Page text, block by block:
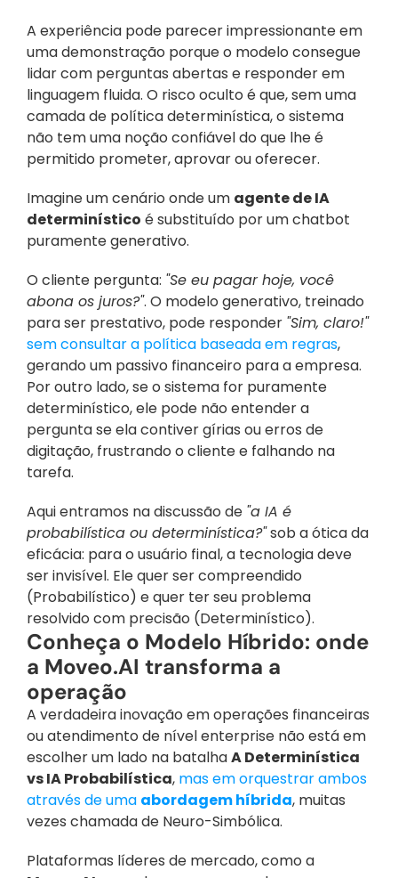
A experiência pode parecer impressionante em
uma demonstração porque o modelo consegue
lidar com perguntas abertas e responder em
linguagem fluida. O risco oculto é que, sem uma
camada de política determinística, o sistema
não tem uma noção confiável do que lhe é
permitido prometer, aprovar ou oferecer.
Imagine um cenário onde um agente de IA
determinístico é substituído por um chatbot
puramente generativo.
O cliente pergunta: "Se eu pagar hoje, você
abona os juros?". O modelo generativo, treinado
para ser prestativo, pode responder "Sim, claro!"
sem consultar a política baseada em regras,
gerando um passivo financeiro para a empresa.
Por outro lado, se o sistema for puramente
determinístico, ele pode não entender a
pergunta se ela contiver gírias ou erros de
digitação, frustrando o cliente e falhando na
tarefa.
Aqui entramos na discussão de "a IA é
probabilística ou determinística?" sob a ótica da
eficácia: para o usuário final, a tecnologia deve
ser invisível. Ele quer ser compreendido
(Probabilístico) e quer ter seu problema
resolvido com precisão (Determinístico).
Conheça o Modelo Híbrido: onde
a Moveo.AI transforma a
operação
A verdadeira inovação em operações financeiras
ou atendimento de nível enterprise não está em
escolher um lado na batalha A Determinística
vs IA Probabilística, mas em orquestrar ambos
através de uma abordagem híbrida, muitas
vezes chamada de Neuro-Simbólica.
Plataformas líderes de mercado, como a